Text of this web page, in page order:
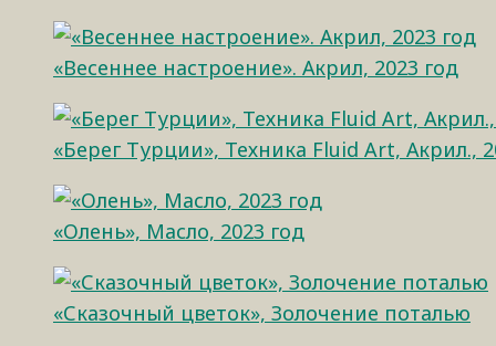
«Весеннее настроение». Акрил, 2023 год
«Берег Турции», Техника Fluid Art, Акрил.,
«Олень», Масло, 2023 год
«Сказочный цветок», Золочение поталью